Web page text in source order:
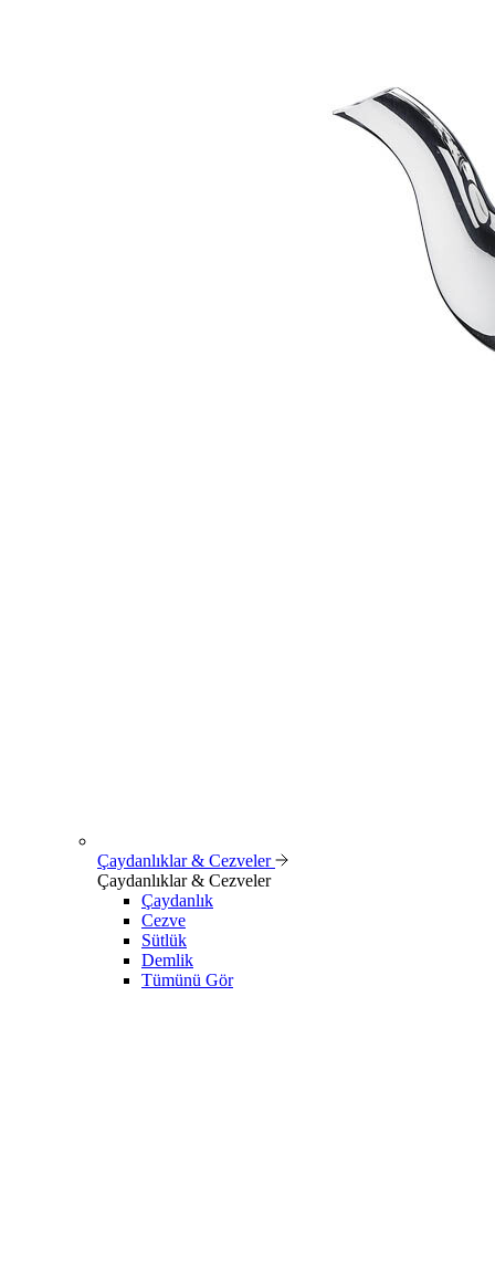
Çaydanlıklar & Cezveler
Çaydanlıklar & Cezveler
Çaydanlık
Cezve
Sütlük
Demlik
Tümünü Gör